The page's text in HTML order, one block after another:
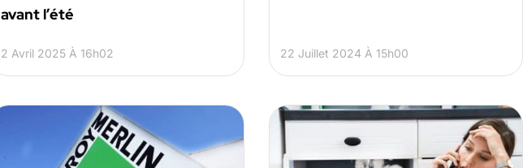
avant l’été
2 Avril 2025 À 16h02 22 Juillet 2024 À 15h00